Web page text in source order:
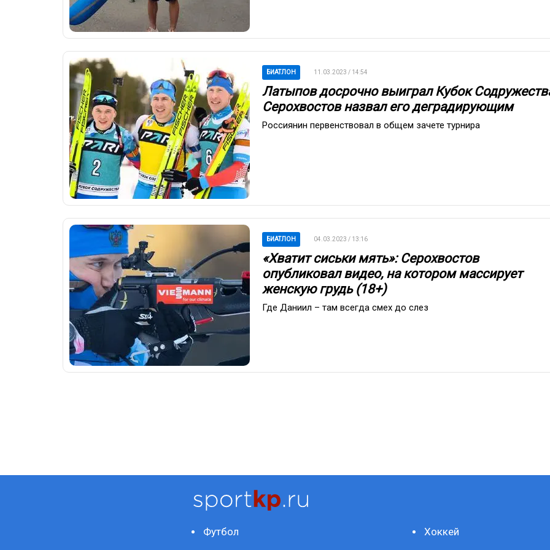
БИАТЛОН 11.03.2023 / 14:54
Латыпов досрочно выиграл Кубок
Серохвостов назвал его деградирующим
Россиянин первенствовал в общем зачете турнира
БИАТЛОН 04.03.2023 / 13:16
«Хватит сиськи мять»: Cерохвостов
опубликовал видео, на котором массирует
женскую грудь (18+)
Где Даниил – там всегда смех до слез
Футбол Хоккей